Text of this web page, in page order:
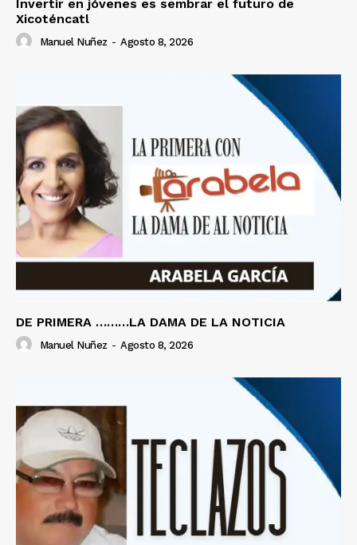
Invertir en jóvenes es sembrar el futuro de
Xicoténcatl
Manuel Nuñez - Agosto 8, 2026
DE PRIMERA ………LA DAMA DE LA NOTICIA
Manuel Nuñez - Agosto 8, 2026